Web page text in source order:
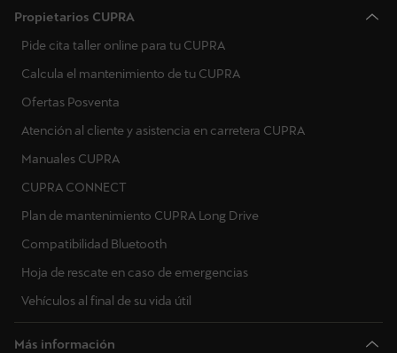
Propietarios CUPRA
Pide cita taller online para tu CUPRA
Calcula el mantenimiento de tu CUPRA
Ofertas Posventa
Atención al cliente y asistencia en carretera CUPRA
Manuales CUPRA
CUPRA CONNECT
Plan de mantenimiento CUPRA Long Drive
Compatibilidad Bluetooth
Hoja de rescate en caso de emergencias
Vehículos al final de su vida útil
Más información